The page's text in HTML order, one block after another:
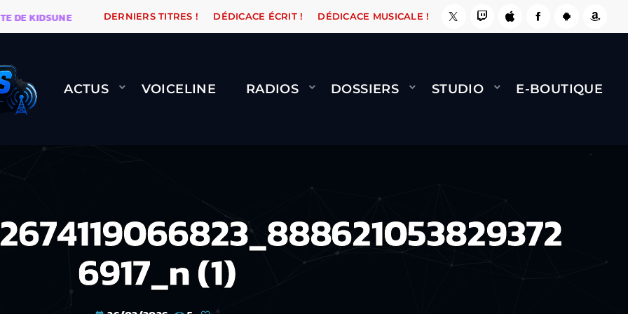
WARÉTRO ORANGE ROAD QUI PASSE, ÇA LE FAIT ! NAMI BERNARD MINET - FLY
DERNIERS TITRES ! DÉDICACE ÉCRIT ! DÉDICACE MUSICALE !
ACTUS VOICELINE RADIOS DOSSIERS STUDIO E-BOUTIQUE
6917_n (1)